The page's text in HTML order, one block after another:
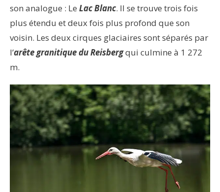
son analogue : Le Lac Blanc. Il se trouve trois fois
plus étendu et deux fois plus profond que son
voisin. Les deux cirques glaciaires sont séparés par
l’arête granitique du Reisbergqui culmine à 1 272
m.